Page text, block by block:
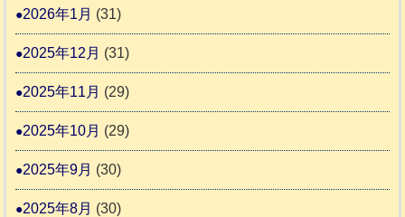
2026年1月 (31)
2025年12月 (31)
2025年11月 (29)
2025年10月 (29)
2025年9月 (30)
2025年8月 (30)